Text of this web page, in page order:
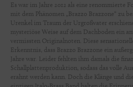
Es war im Jahre 2012 als eine renommierte
mit dem Phänomen „Brazzo Brazzone“ zu
Urenkel im Traum der Urgroßvater
mysteriöse Weise auf dem Dachboden ein
vermissten Originalnoten. Diese
Erkenntnis, dass Brazzo Brazzone ein
Jahre war. Leider fehlten ihm damals die
Schallplattenproduktion, sodass das volle
erahnt werden kann. Doch die Klänge und